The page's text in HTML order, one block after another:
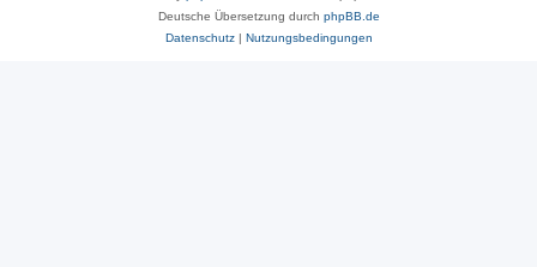
Deutsche Übersetzung durch phpBB.de
Datenschutz| Nutzungsbedingungen